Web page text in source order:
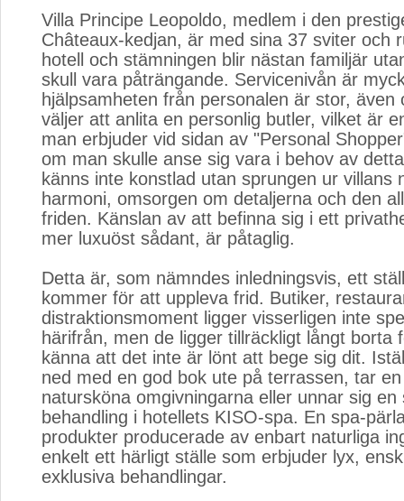
Villa Principe Leopoldo, medlem i den
Châteaux-kedjan, är med sina 37 sviter och
hotell och stämningen blir nästan familjär
skull vara påträngande. Servicenivån är
hjälpsamheten från personalen är stor, även
väljer att anlita en personlig butler, vilket är
man erbjuder vid sidan av "Personal
om man skulle anse sig vara i behov av
känns inte konstlad utan sprungen ur villans
harmoni, omsorgen om detaljerna och den
friden. Känslan av att befinna sig i ett
mer luxuöst sådant, är påtaglig.
Detta är, som nämndes inledningsvis, ett
kommer för att uppleva frid. Butiker,
distraktionsmoment ligger visserligen inte
härifrån, men de ligger tillräckligt långt borta
känna att det inte är lönt att bege sig dit.
ned med en god bok ute på terrassen, tar
natursköna omgivningarna eller unnar sig en
behandling i hotellets KISO-spa. En spa-
produkter producerade av enbart naturliga
enkelt ett härligt ställe som erbjuder lyx,
exklusiva behandlingar.